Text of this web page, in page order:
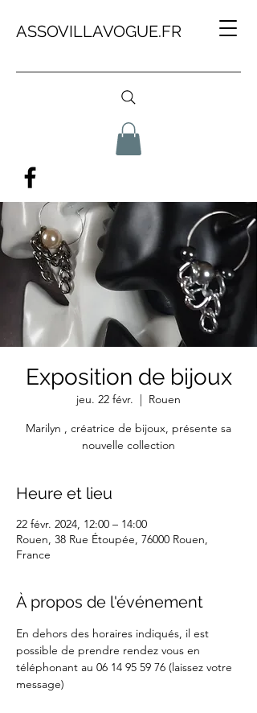
ASSOVILLAVOGUE.FR
Exposition de bijoux
jeu. 22 févr.
  |
Rouen
Marilyn , créatrice de bijoux, présente sa
nouvelle collection
Heure et lieu
22 févr. 2024, 12:00 – 14:00
Rouen, 38 Rue Étoupée, 76000 Rouen,
France
À propos de l'événement
En dehors des horaires indiqués, il est
possible de prendre rendez vous en
téléphonant au 06 14 95 59 76 (laissez votre
message)